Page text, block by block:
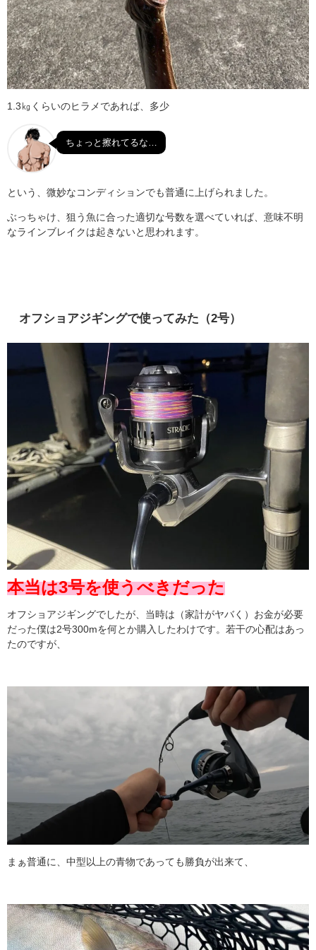
1.3㎏くらいのヒラメであれば、多少
ちょっと擦れてるな…
という、微妙なコンディションでも普通に上げられました。
ぶっちゃけ、狙う魚に合った適切な号数を選べていれば、意味不明
なラインブレイクは起きないと思われます。
オフショアジギングで使ってみた（2号）
本当は3号を使うべきだった
オフショアジギングでしたが、当時は（家計がヤバく）お金が必要
だった僕は2号300mを何とか購入したわけです。若干の心配はあっ
たのですが、
まぁ普通に、中型以上の青物であっても勝負が出来て、